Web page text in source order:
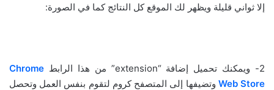
إلا ثواني قليلة ويظهر لك الموقع كل النتائج كما في الصورة:
2- ويمكنك تحميل إضافة “extension” من هذا الرابط
Chrome
Web Store وتضيفها إلى المتصفح كروم لتقوم بنفس العمل وتحصل